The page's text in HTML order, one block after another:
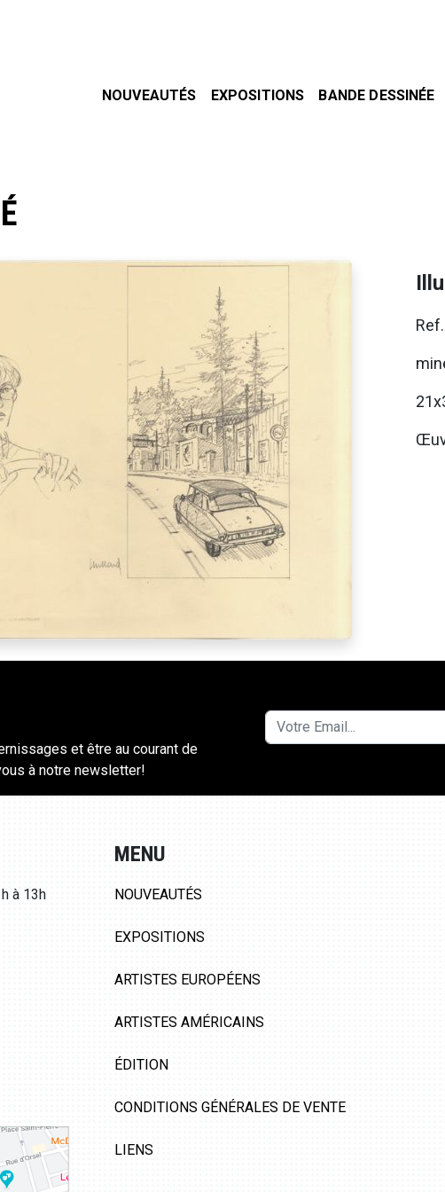
NOUVEAUTÉS EXPOSITIONS BANDE DESSINÉE
et être au courant de
à notre newsletter!
à 13h
MENU
NOUVEAUTÉS
EXPOSITIONS
ARTISTES EUROPÉENS
ARTISTES AMÉRICAINS
ÉDITION
CONDITIONS GÉNÉRALES DE VENTE
LIENS